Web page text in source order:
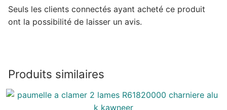
Seuls les clients connectés ayant acheté ce produit
ont la possibilité de laisser un avis.
Produits similaires